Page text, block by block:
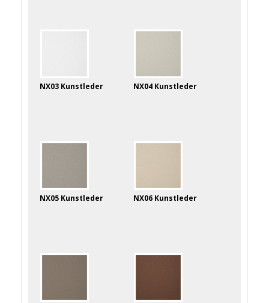
NX03 Kunstleder NX04 Kunstleder
NX05 Kunstleder NX06 Kunstleder